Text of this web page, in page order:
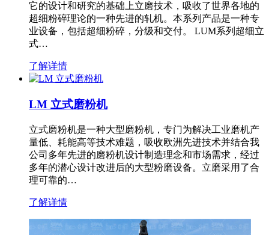
它的设计和研究的基础上立磨技术，吸收了世界各地的
超细粉碎理论的一种先进的轧机。本系列产品是一种专
业设备，包括超细粉碎，分级和交付。 LUM系列超细立
式…
了解详情
LM 立式磨粉机
立式磨粉机是一种大型磨粉机，专门为解决工业磨机产
量低、耗能高等技术难题，吸收欧洲先进技术并结合我
公司多年先进的磨粉机设计制造理念和市场需求，经过
多年的潜心设计改进后的大型粉磨设备。立磨采用了合
理可靠的…
了解详情